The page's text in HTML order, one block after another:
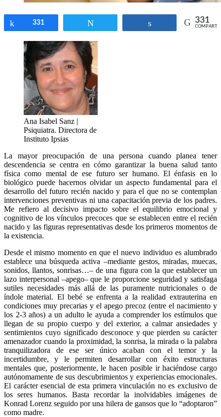
Compartir
331 Compartir 331
COMPARTIR
Ana Isabel Sanz |
Psiquiatra. Directora de
Instituto Ipsias
La mayor preocupación de una persona cuando planea tener
descendencia se centra en cómo garantizar la buena salud tanto
física como mental de ese futuro ser humano. El énfasis en lo
biológico puede hacernos olvidar un aspecto fundamental para el
desarrollo del futuro recién nacido y para el que no se contemplan
intervenciones preventivas ni una capacitación previa de los padres.
Me refiero al decisivo impacto sobre el equilibrio emocional y
cognitivo de los vínculos precoces que se establecen entre el recién
nacido y las figuras representativas desde los primeros momentos de
la existencia.
Desde el mismo momento en que el nuevo individuo es alumbrado
establece una búsqueda activa –mediante gestos, miradas, muecas,
sonidos, llantos, sonrisas…– de una figura con la que establecer un
lazo interpersonal –apego– que le proporcione seguridad y satisfaga
sutiles necesidades más allá de las puramente nutricionales o de
índole material. El bebé se enfrenta a la realidad extrauterina en
condiciones muy precarias y el apego precoz (entre el nacimiento y
los 2-3 años) a un adulto le ayuda a comprender los estímulos que
llegan de su propio cuerpo y del exterior, a calmar ansiedades y
sentimientos cuyo significado desconoce y que pierden su carácter
amenazador cuando la proximidad, la sonrisa, la mirada o la palabra
tranquilizadora de ese ser único acaban con el temor y la
incertidumbre, y le permiten desarrollar con éxito estructuras
mentales que, posteriormente, le hacen posible ir haciéndose cargo
autónomamente de sus descubrimientos y experiencias emocionales.
El carácter esencial de esta primera vinculación no es exclusivo de
los seres humanos. Basta recordar la inolvidables imágenes de
Konrad Lorenz seguido por una hilera de gansos que lo “adoptaron”
como madre.